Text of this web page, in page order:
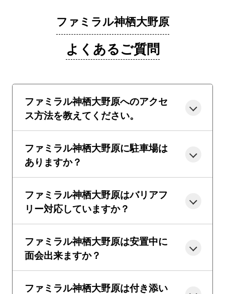
ファミラル神栖大野原
よくあるご質問
ファミラル神栖大野原へのアクセ
ス方法を教えてください。
ファミラル神栖大野原に駐車場は
ありますか？
ファミラル神栖大野原はバリアフ
リー対応していますか？
ファミラル神栖大野原は安置中に
面会出来ますか？
ファミラル神栖大野原は付き添い